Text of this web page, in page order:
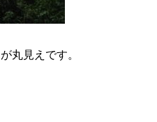
丸見えです。